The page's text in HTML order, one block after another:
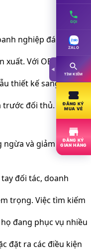
nghiệp đáng kể rút
Với OEM, quá
thiết kế sang sản
trước đối thủ. Đây là
ngừa và giảm thiểu
đối tác, doanh
trọng. Việc tìm kiếm
đang phục vụ nhiều
đặt ra các điều kiện
◀
GỌI
ZALO
TÌM KIẾM
ĐĂNG KÝ
MUA VÉ
ĐĂNG KÝ
GIAN HÀNG